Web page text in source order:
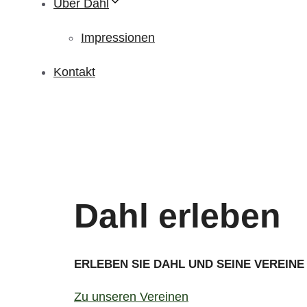
Über Dahl
Impressionen
Kontakt
Dahl erleben
ERLEBEN SIE DAHL UND SEINE VEREINE
Zu unseren Vereinen